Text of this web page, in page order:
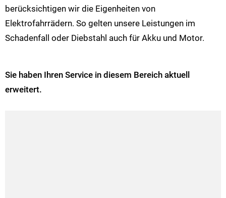
berücksichtigen wir die Eigenheiten von
Elektrofahrrädern. So gelten unsere Leistungen im
Schadenfall oder Diebstahl auch für Akku und Motor.
Sie haben Ihren Service in diesem Bereich aktuell
erweitert.